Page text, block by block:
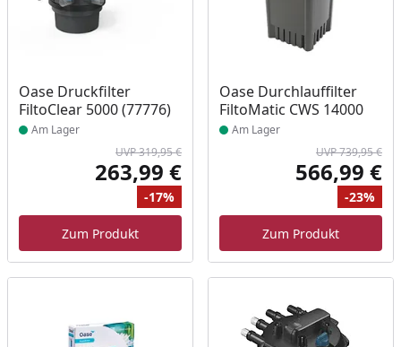
Oase Druckfilter
FiltoClear 5000 (77776)
Produkt am Lager
Am Lager
Ursprünglicher Preis
UVP 319,95 €
Aktueller Preis
263,99 €
Rabatt
-17%
Zum Produkt
Oase Durchlauffilter
FiltoMatic CWS 14000
Produkt am Lager
Am Lager
UVP 739,95 €
566,99 €
-23%
Zum Produkt